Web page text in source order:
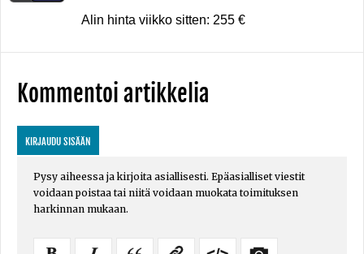
Alin hinta viikko sitten: 255 €
Kommentoi artikkelia
KIRJAUDU SISÄÄN
Pysy aiheessa ja kirjoita asiallisesti. Epäasialliset viestit
voidaan poistaa tai niitä voidaan muokata toimituksen
harkinnan mukaan.